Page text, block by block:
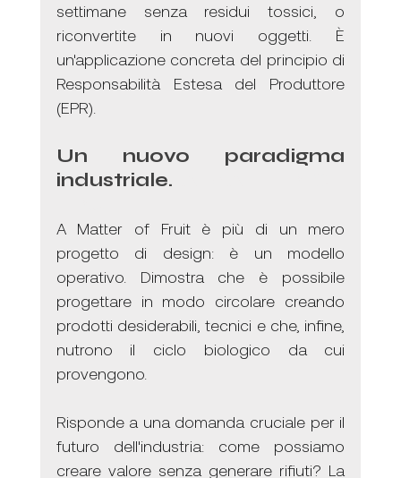
settimane senza residui tossici, o
riconvertite in nuovi oggetti. È
un'applicazione concreta del principio di
Responsabilità Estesa del Produttore
(EPR).
Un nuovo paradigma
industriale.
A Matter of Fruit è più di un mero
progetto di design: è un modello
operativo. Dimostra che è possibile
progettare in modo circolare creando
prodotti desiderabili, tecnici e che, infine,
nutrono il ciclo biologico da cui
provengono.
Risponde a una domanda cruciale per il
futuro dell'industria: come possiamo
creare valore senza generare rifiuti? La